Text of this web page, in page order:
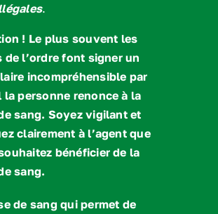
.
! Le plus souvent les
de l’ordre font signer un
incompréhensible par
la personne renonce à la
sang. Soyez vigilant et
clairement à l’agent que
bénéficier de la
sang.
de sang qui permet de